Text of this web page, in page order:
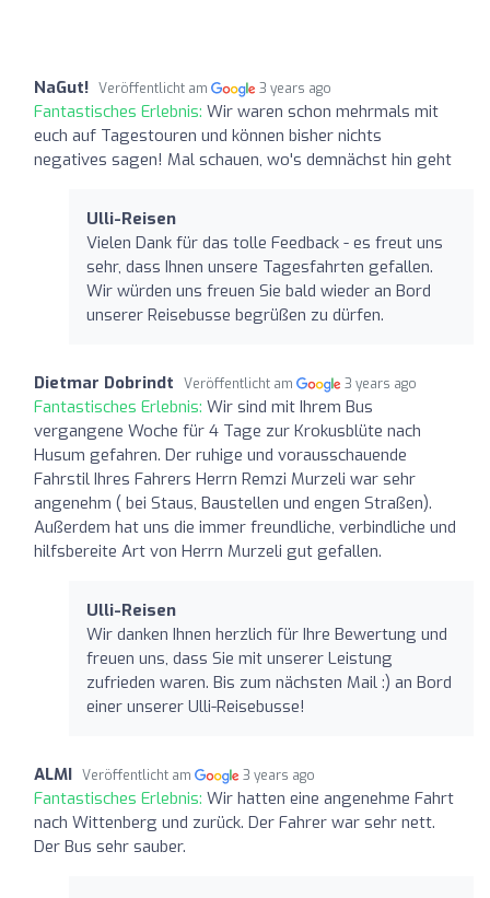
NaGut! Veröffentlicht am 3 years ago
Fantastisches Erlebnis: Wir waren schon mehrmals mit
euch auf Tagestouren und können bisher nichts
negatives sagen! Mal schauen, wo's demnächst hin geht
Ulli-Reisen
Vielen Dank für das tolle Feedback - es freut uns
sehr, dass Ihnen unsere Tagesfahrten gefallen.
Wir würden uns freuen Sie bald wieder an Bord
unserer Reisebusse begrüßen zu dürfen.
Dietmar Dobrindt Veröffentlicht am 3 years ago
Fantastisches Erlebnis: Wir sind mit Ihrem Bus
vergangene Woche für 4 Tage zur Krokusblüte nach
Husum gefahren. Der ruhige und vorausschauende
Fahrstil Ihres Fahrers Herrn Remzi Murzeli war sehr
angenehm ( bei Staus, Baustellen und engen Straßen).
Außerdem hat uns die immer freundliche, verbindliche und
hilfsbereite Art von Herrn Murzeli gut gefallen.
Ulli-Reisen
Wir danken Ihnen herzlich für Ihre Bewertung und
freuen uns, dass Sie mit unserer Leistung
zufrieden waren. Bis zum nächsten Mail :) an Bord
einer unserer Ulli-Reisebusse!
ALMI Veröffentlicht am 3 years ago
Fantastisches Erlebnis: Wir hatten eine angenehme Fahrt
nach Wittenberg und zurück. Der Fahrer war sehr nett.
Der Bus sehr sauber.